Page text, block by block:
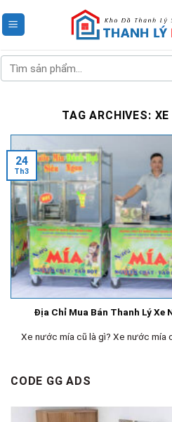
to
Tìm
kiếm:
TAG ARCHIVES:
Địa Chỉ Mua Bán Thanh Lý Xe
Xe nước mía cũ là gì? Xe nước mía
24
Th3
CODE GG ADS